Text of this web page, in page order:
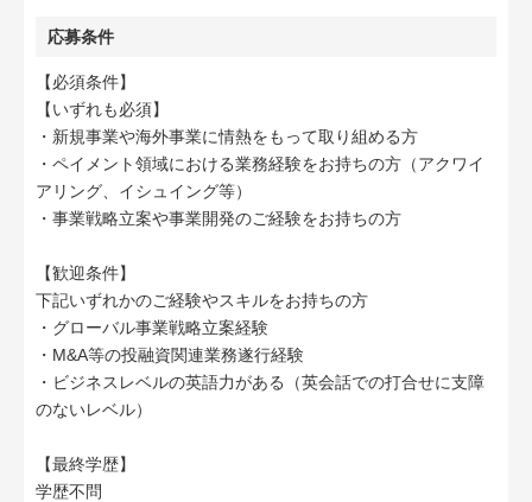
応募条件
【必須条件】
【いずれも必須】
・新規事業や海外事業に情熱をもって取り組める方
・ペイメント領域における業務経験をお持ちの方（アクワイ
アリング、イシュイング等）
・事業戦略立案や事業開発のご経験をお持ちの方
【歓迎条件】
下記いずれかのご経験やスキルをお持ちの方
・グローバル事業戦略立案経験
・M&A等の投融資関連業務遂行経験
・ビジネスレベルの英語力がある（英会話での打合せに支障
のないレベル）
【最終学歴】
学歴不問